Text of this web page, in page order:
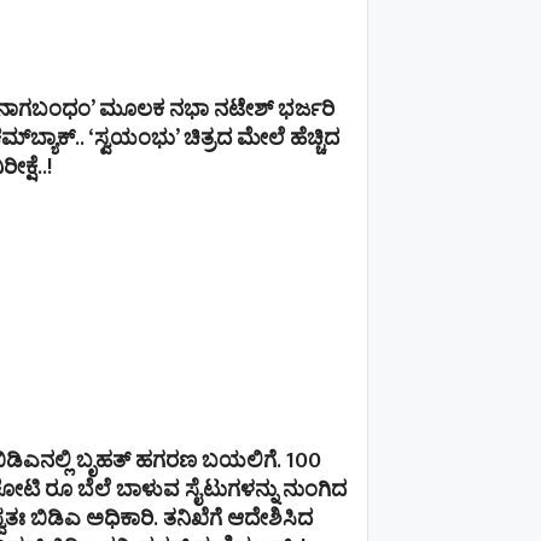
ಮೂಲಕ ನಭಾ ನಟೇಶ್ ಭರ್ಜರಿ
‘ಸ್ವಯಂಭು’ ಚಿತ್ರದ ಮೇಲೆ ಹೆಚ್ಚಿದ
ಬೃಹತ್ ಹಗರಣ ಬಯಲಿಗೆ. 100
ರೂ ಬೆಲೆ ಬಾಳುವ ಸೈಟುಗಳನ್ನು ನುಂಗಿದ
ಬಿಡಿಎ ಅಧಿಕಾರಿ. ತನಿಖೆಗೆ ಆದೇಶಿಸಿದ